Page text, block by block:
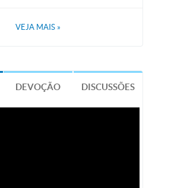
VEJA MAIS »
DEVOÇÃO DISCUSSÕES